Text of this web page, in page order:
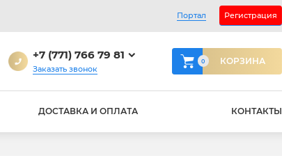
Портал Регистрация
+7 (771) 766 79 81
Заказать звонок
0 КОРЗИНА
ДОСТАВКА И ОПЛАТА КОНТАКТЫ